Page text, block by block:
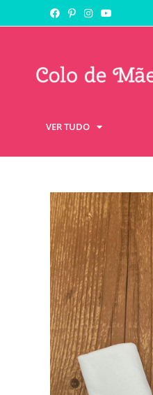
VER TUDO